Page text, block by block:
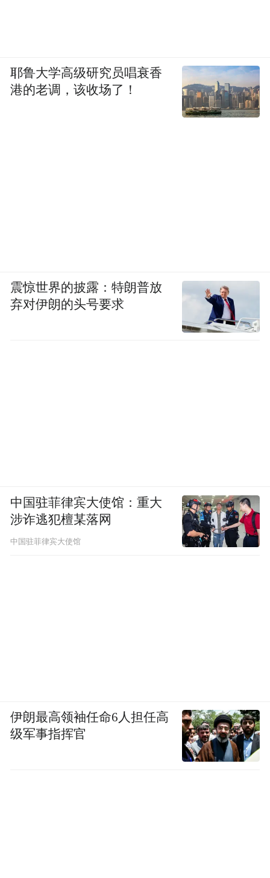
by the user of Dafeng Hao, which is a social media
platform and merely provides information storage
space services.”
耶鲁大学高级研究员唱衰香
港的老调，该收场了！
震惊世界的披露：特朗普放
弃对伊朗的头号要求
中国驻菲律宾大使馆：重大
涉诈逃犯檀某落网
中国驻菲律宾大使馆
伊朗最高领袖任命6人担任高
级军事指挥官